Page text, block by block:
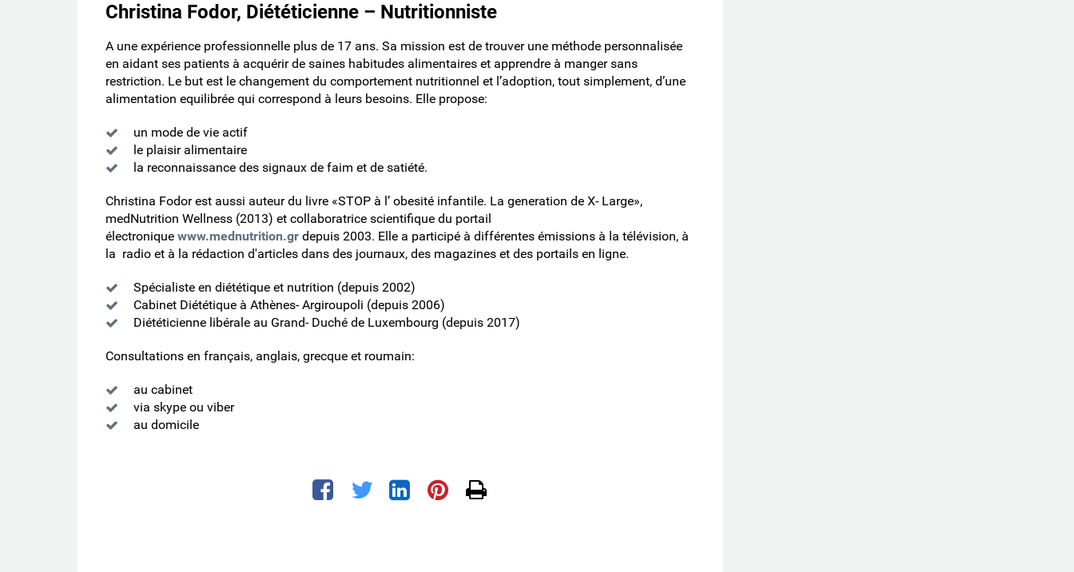
Christina Fodor, Diététicienne – Nutritionniste
Α une expérience professionnelle plus de 17 ans. Sa mission est de trouver une méthode personnalisée
en aidant ses patients à acquérir de saines habitudes alimentaires et apprendre à manger sans
restriction. Le but est le changement du comportement nutritionnel et l’adoption, tout simplement, d’une
alimentation equilibrée qui correspond à leurs besoins. Elle propose:
un mode de vie actif
le plaisir alimentaire
la reconnaissance des signaux de faim et de satiété.
Christina Fodor est aussi auteur du livre «STOP à l’ obesité infantile. La generation de X- Large»,
medNutrition Wellness (2013) et collaboratrice scientifique du portail
électronique www.mednutrition.gr depuis 2003. Elle a participé à différentes émissions à la télévision, à
la radio et à la rédaction d'articles dans des journaux, des magazines et des portails en ligne.
Spécialiste en diététique et nutrition (depuis 2002)
Cabinet Diététique à Athènes- Argiroupoli (depuis 2006)
Diététicienne libérale au Grand- Duché de Luxembourg (depuis 2017)
Consultations en français, anglais, grecque et roumain:
au cabinet
via skype ou viber
au domicile